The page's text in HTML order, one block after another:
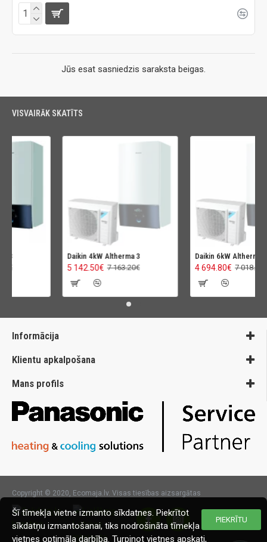
Jūs esat sasniedzis saraksta beigas.
VISVAIRĀK SKATĪTS
Daikin 4kW Altherma 3
5 142.50€ 7 163.20€
Daikin 6kW Altherma 3
4 694.80€ 7 018.00€
Informācija
Klientu apkalpošana
Mans profils
Copyright © 2020, Ecomaja.lv. Visas tiesības aizsargātas
PIEKRĪTU
Šī tīmekļa vietne izmanto sīkdatnes. Piekrītot
sīkdatņu izmantošanai, tiks nodrošināta tīmekļa
vietnes optimāla darbība. Turpinot vietnes apskati,